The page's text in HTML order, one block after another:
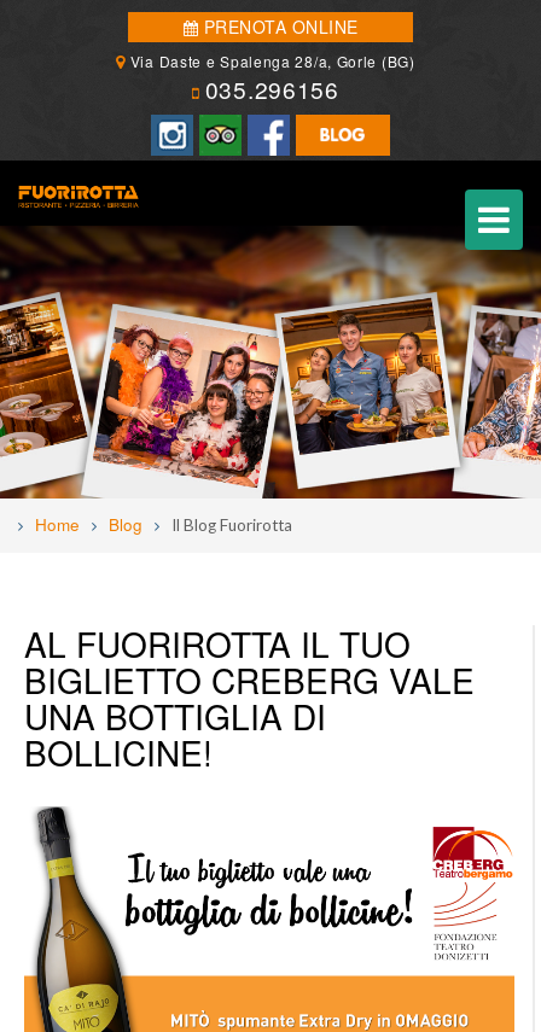
PRENOTA ONLINE
Via Daste e Spalenga 28/a, Gorle (BG)
035.296156
Home Blog Il Blog Fuorirotta
AL FUORIROTTA IL TUO
BIGLIETTO CREBERG VALE
UNA BOTTIGLIA DI
BOLLICINE!